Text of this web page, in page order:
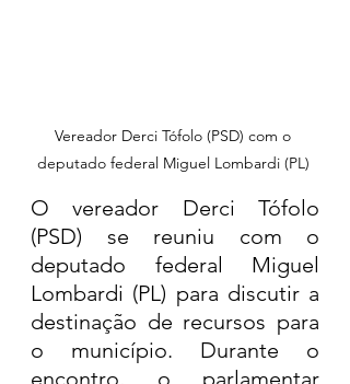
Vereador Derci Tófolo (PSD) com o
deputado federal Miguel Lombardi (PL)
O vereador Derci Tófolo
(PSD) se reuniu com o
deputado federal Miguel
Lombardi (PL) para discutir a
destinação de recursos para
o município. Durante o
encontro, o parlamentar